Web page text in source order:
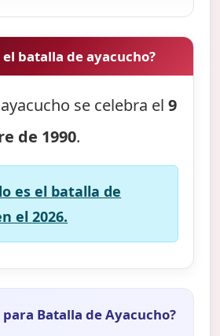
el batalla de ayacucho?
se celebra el9
de 1990.
es el batalla de
el 2026.
Batalla de Ayacucho?